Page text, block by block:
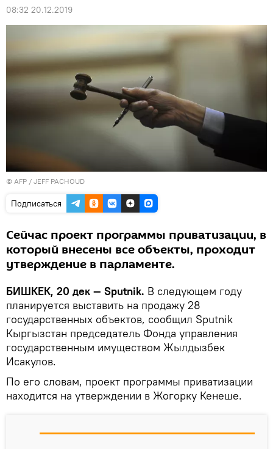
08:32 20.12.2019
© AFP / JEFF PACHOUD
Подписаться
Сейчас проект программы приватизации, в
который внесены все объекты, проходит
утверждение в парламенте.
БИШКЕК, 20 дек — Sputnik. В следующем году
планируется выставить на продажу 28
государственных объектов, сообщил Sputnik
Кыргызстан председатель Фонда управления
государственным имуществом Жылдызбек
Исакулов.
По его словам, проект программы приватизации
находится на утверждении в Жогорку Кенеше.